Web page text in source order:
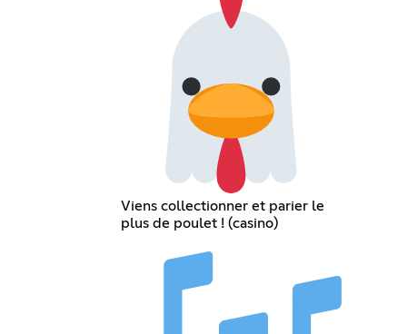
Viens collectionner et parier le
plus de poulet ! (casino)